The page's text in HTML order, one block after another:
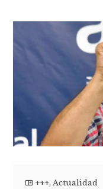
+++,Actualidad